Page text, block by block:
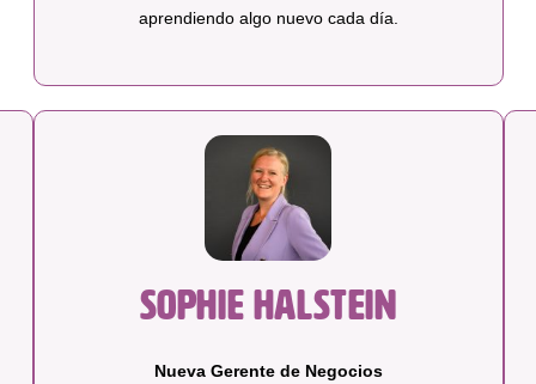
aprendiendo algo nuevo cada día.
Sophie Halstein
Nueva Gerente de Negocios